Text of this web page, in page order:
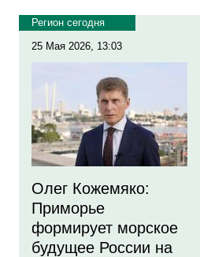
Регион сегодня
25 Мая 2026, 13:03
Олег Кожемяко:
Приморье
формирует морское
будущее России на